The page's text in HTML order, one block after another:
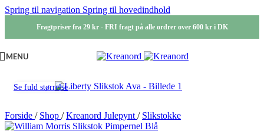
Spring til navigation Spring til hovedindhold
Fragtpriser fra 29 kr - FRI fragt på alle ordrer over 600 kr i DK
MENU
Se fuld størrelse
Forside / Shop / Kreanord Julepynt / Slikstokke